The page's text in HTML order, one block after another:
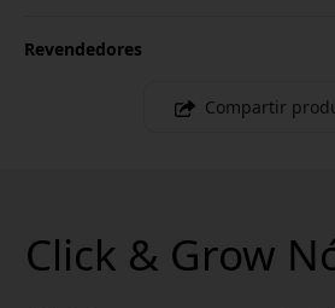
Revendedores
Compartir
Click & Grow